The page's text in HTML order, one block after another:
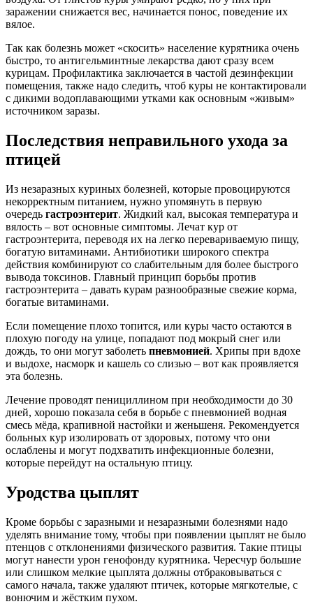
заражении снижается вес, начинается понос, поведение их
вялое.
Так как болезнь может «скосить» население курятника очень
быстро, то антигельминтные лекарства дают сразу всем
курицам. Профилактика заключается в частой дезинфекции
помещения, также надо следить, чтоб куры не контактировали
с дикими водоплавающими утками как основным «живым»
источником заразы.
Последствия неправильного ухода за
птицей
Из незаразных куриных болезней, которые провоцируются
некорректным питанием, нужно упомянуть в первую
очередь гастроэнтерит. Жидкий кал, высокая температура и
вялость – вот основные симптомы. Лечат кур от
гастроэнтерита, переводя их на легко перевариваемую пищу,
богатую витаминами. Антибиотики широкого спектра
действия комбинируют со слабительным для более быстрого
вывода токсинов. Главный принцип борьбы против
гастроэнтерита – давать курам разнообразные свежие корма,
богатые витаминами.
Если помещение плохо топится, или куры часто остаются в
плохую погоду на улице, попадают под мокрый снег или
дождь, то они могут заболеть пневмонией. Хрипы при вдохе
и выдохе, насморк и кашель со слизью – вот как проявляется
эта болезнь.
Лечение проводят пенициллином при необходимости до 30
дней, хорошо показала себя в борьбе с пневмонией водная
смесь мёда, крапивной настойки и женьшеня. Рекомендуется
больных кур изолировать от здоровых, потому что они
ослаблены и могут подхватить инфекционные болезни,
которые перейдут на остальную птицу.
Уродства цыплят
Кроме борьбы с заразными и незаразными болезнями надо
уделять внимание тому, чтобы при появлении цыплят не было
птенцов с отклонениями физического развития. Такие птицы
могут нанести урон генофонду курятника. Чересчур большие
или слишком мелкие цыплята должны отбраковываться с
самого начала, также удаляют птичек, которые мягкотелые, с
вонючим и жёстким пухом.